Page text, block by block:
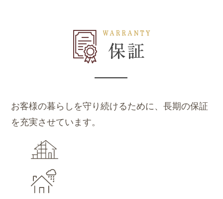
お客様の暮らしを守り続けるために、長期の保証
を充実させています。